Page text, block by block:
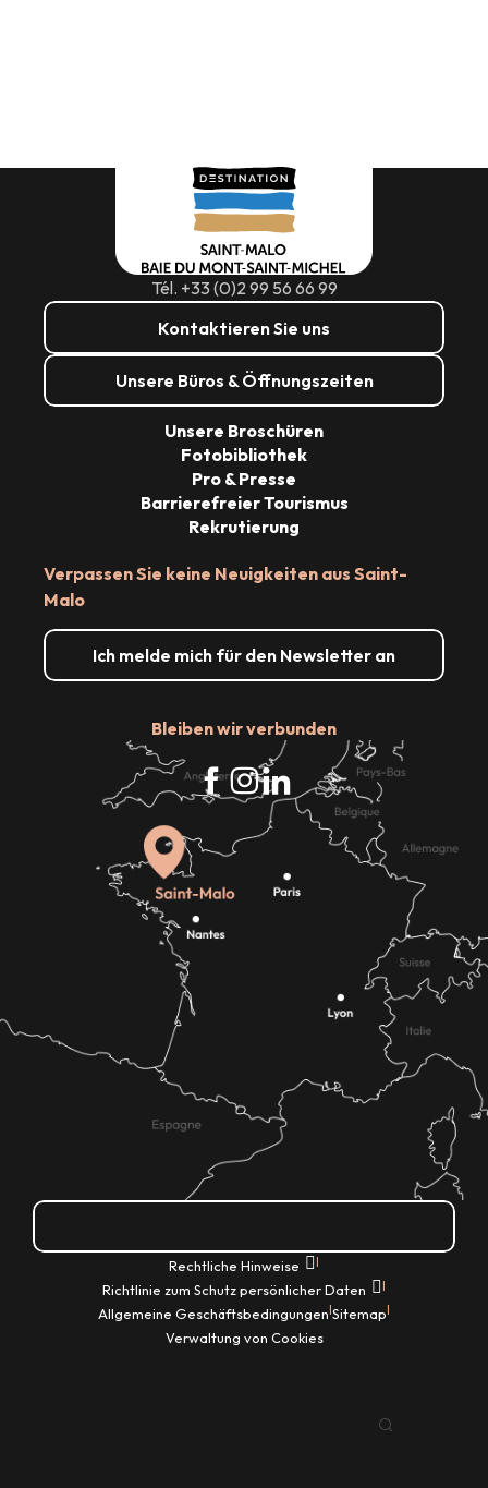
Tél. +33 (0)2 99 56 66 99
Kontaktieren Sie uns
Unsere Büros & Öffnungszeiten
Verpassen Sie keine Neuigkeiten aus Saint-
Malo
Ich melde mich für den Newsletter an
Bleiben wir verbunden
Unsere Broschüren
Fotobibliothek
Pro & Presse
Barrierefreier Tourismus
Rekrutierung
Rechtliche Hinweise |
Richtlinie zum Schutz persönlicher Daten |
Allgemeine Geschäftsbedingungen|Sitemap|
Verwaltung von Cookies